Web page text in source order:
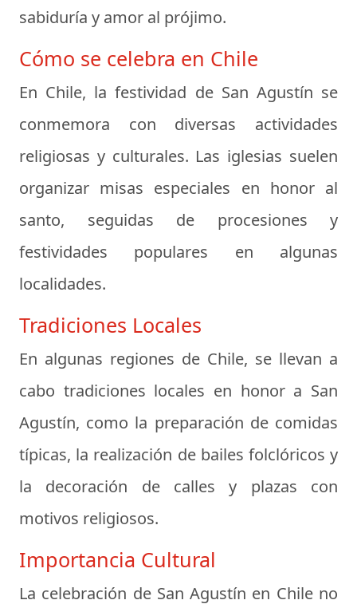
sabiduría y amor al prójimo.
Cómo se celebra en Chile
En Chile, la festividad de San Agustín se
conmemora con diversas actividades
religiosas y culturales. Las iglesias suelen
organizar misas especiales en honor al
santo, seguidas de procesiones y
festividades populares en algunas
localidades.
Tradiciones Locales
En algunas regiones de Chile, se llevan a
cabo tradiciones locales en honor a San
Agustín, como la preparación de comidas
típicas, la realización de bailes folclóricos y
la decoración de calles y plazas con
motivos religiosos.
Importancia Cultural
La celebración de San Agustín en Chile no